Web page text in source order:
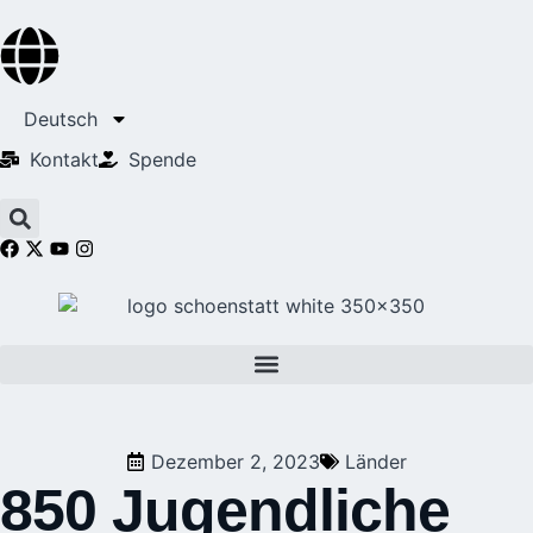
Deutsch
Kontakt
Spende
Dezember 2, 2023 Länder
850 Jugendliche